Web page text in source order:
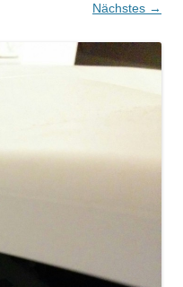
Nächstes →